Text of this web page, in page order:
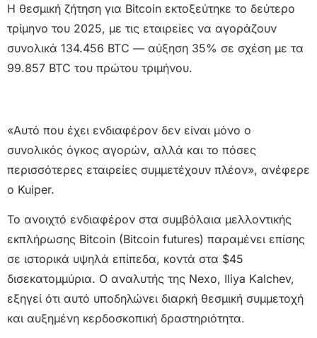
Η θεσμική ζήτηση για Bitcoin εκτοξεύτηκε το δεύτερο
τρίμηνο του 2025, με τις εταιρείες να αγοράζουν
συνολικά 134.456 BTC — αύξηση 35% σε σχέση με τα
99.857 BTC του πρώτου τριμήνου.
«Αυτό που έχει ενδιαφέρον δεν είναι μόνο ο
συνολικός όγκος αγορών, αλλά και το πόσες
περισσότερες εταιρείες συμμετέχουν πλέον», ανέφερε
ο Kuiper.
Το ανοιχτό ενδιαφέρον στα συμβόλαια μελλοντικής
εκπλήρωσης Bitcoin (Bitcoin futures) παραμένει επίσης
σε ιστορικά υψηλά επίπεδα, κοντά στα $45
δισεκατομμύρια. Ο αναλυτής της Nexo, Iliya Kalchev,
εξηγεί ότι αυτό υποδηλώνει διαρκή θεσμική συμμετοχή
και αυξημένη κερδοσκοπική δραστηριότητα.